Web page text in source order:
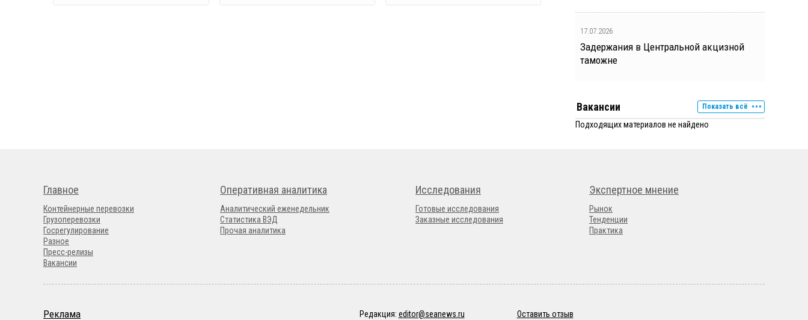
17.07.2026
Задержания в Центральной акцизной
таможне
Вакансии Показать всё
Подходящих материалов не найдено
Главное
Контейнерные перевозки
Грузоперевозки
Госрегулирование
Разное
Пресс-релизы
Вакансии
Оперативная аналитика
Аналитический еженедельник
Статистика ВЭД
Прочая аналитика
Исследования
Готовые исследования
Заказные исследования
Экспертное мнение
Рынок
Тенденции
Практика
Реклама Редакция: editor@seanews.ru Оставить отзыв